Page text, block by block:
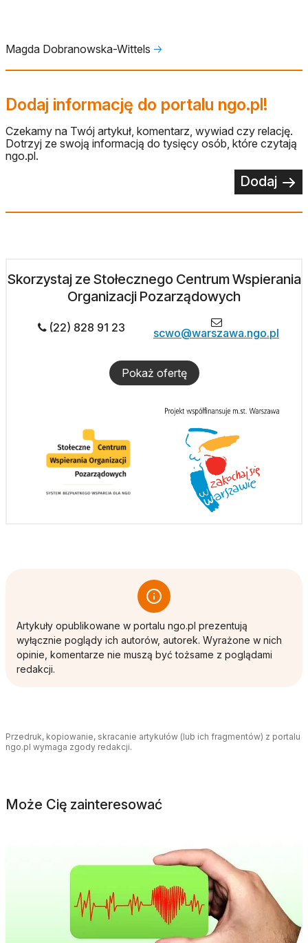
Magda Dobranowska-Wittels 🡢
Dodaj informację do portalu ngo.pl!
Czekamy na Twój artykuł, komentarz, wywiad czy relację.
Dotrzyj ze swoją informacją do tysięcy osób, które czytają
ngo.pl.
Dodaj
Skorzystaj ze Stołecznego Centrum Wspierania
Organizacji Pozarządowych
(22) 828 91 23 scwo@warszawa.ngo.pl
Pokaż ofertę
Artykuły opublikowane w portalu ngo.pl prezentują
wyłącznie poglądy ich autorów, autorek. Wyrażone w nich
opinie, komentarze nie muszą być tożsame z poglądami
redakcji.
Przedruk, kopiowanie, skracanie artykułów (lub ich fragmentów) z portalu
ngo.pl wymaga zgody redakcji.
Może Cię zainteresować